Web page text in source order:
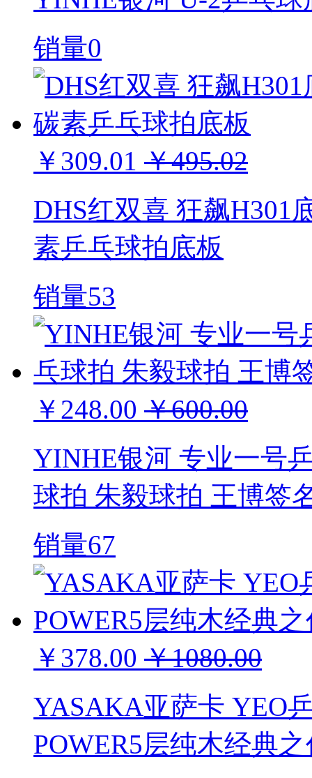
销量0
￥309.01 ￥495.02
DHS红双喜 狂飙H301
素乒乓球拍底板
销量53
￥248.00 ￥600.00
YINHE银河 专业一号
球拍 朱毅球拍 王博签
销量67
￥378.00 ￥1080.00
YASAKA亚萨卡 YEO
POWER5层纯木经典